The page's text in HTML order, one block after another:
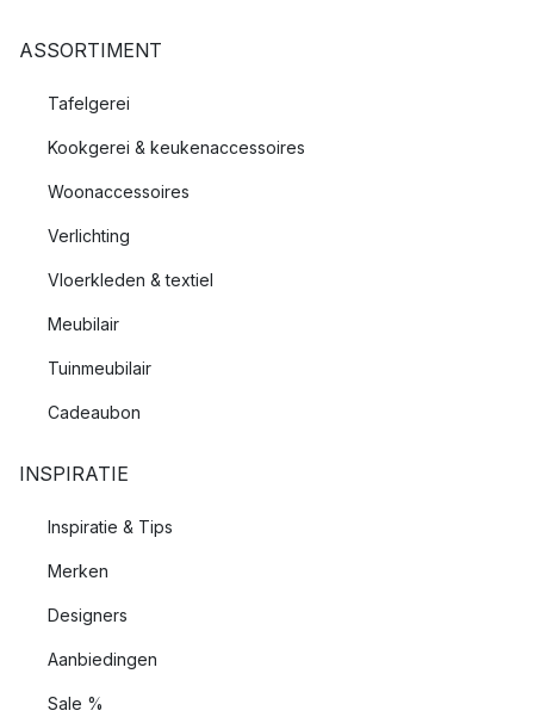
ASSORTIMENT
Tafelgerei
Kookgerei & keukenaccessoires
Woonaccessoires
Verlichting
Vloerkleden & textiel
Meubilair
Tuinmeubilair
Cadeaubon
INSPIRATIE
Inspiratie & Tips
Merken
Designers
Aanbiedingen
Sale %